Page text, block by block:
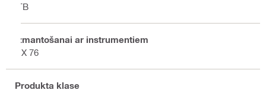
ITB
Izmantošanai ar instrumentiem
DX 76
Produkta klase